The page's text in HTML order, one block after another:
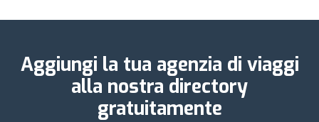
Aggiungi la tua agenzia di viaggi
alla nostra directory
gratuitamente